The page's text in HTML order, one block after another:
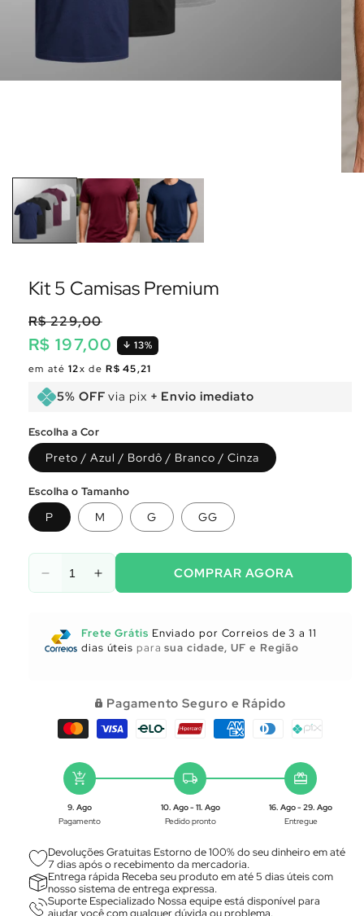
Kit 5 Camisas Premium
Preço
normal
R$ 197,00 13%
Preço
promocional
R$ 229,00
em até12x deR$ 45,21
5% OFF via pix + Envio imediato
Escolha a Cor
Preto / Azul / Bordô / Branco / Cinza
Escolha o Tamanho
P M G GG
Diminuir
a
de
Utensílios
Aumentar
a
de
Utensílios
COMPRAR AGORA
Frete Grátis Enviado por Correios de 3 a 11
dias úteis parasua cidade, UF e Região
Pagamento Seguro e Rápido
add_shopping_cart
9. Ago
Pagamento
local_shipping
10. Ago - 11. Ago
Pedido pronto
redeem
16. Ago - 29. Ago
Entregue
Devoluções Gratuitas Estorno de 100% do seu dinheiro em até
7 dias após o recebimento da mercadoria.
Entrega rápida Receba seu produto em até 5 dias úteis com
nosso sistema de entrega expressa.
Suporte Especializado Nossa equipe está disponível para